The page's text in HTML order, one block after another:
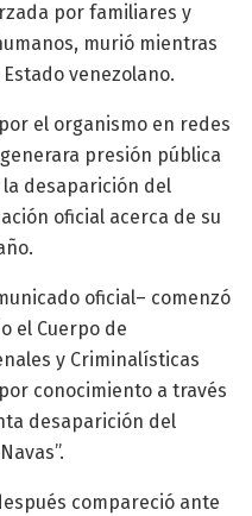
por familiares y
murió mientras
venezolano.
el organismo en redes
presión pública
desaparición del
oficial acerca de su
oficial– comenzó
el Cuerpo de
y Criminalísticas
conocimiento a través
desaparición del
compareció ante